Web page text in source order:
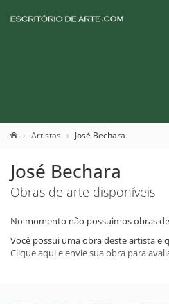
Artistas José Bechara
José Bechara
Obras de arte disponíveis
No momento não possuimos obras
Você possui uma obra deste artista e
Clique aqui e envie sua obra para